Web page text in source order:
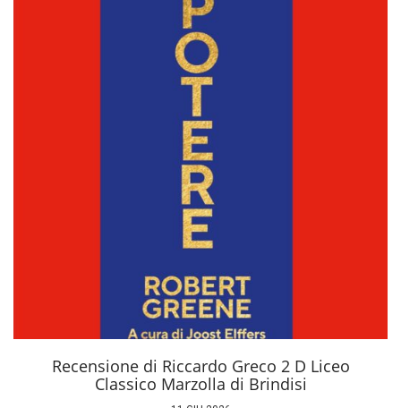
Recensione di Riccardo Greco 2 D Liceo
Classico Marzolla di Brindisi